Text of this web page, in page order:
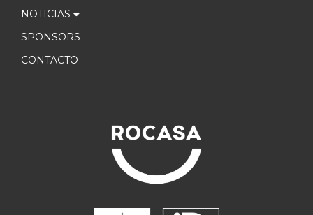
NOTICIAS
SPONSORS
CONTACTO